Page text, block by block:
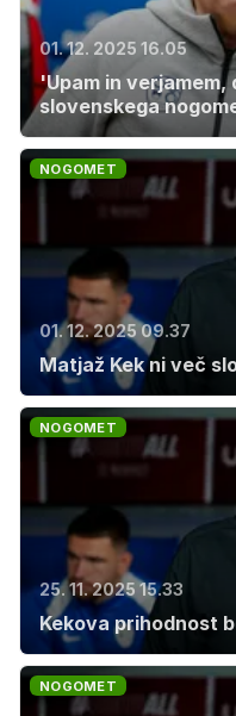
01. 12. 2025 16.05
'Upam in verjamem,
slovenskega
NOGOMET
01. 12. 2025 09.37
Matjaž Kek ni več
NOGOMET
25. 11. 2025 15.33
Kekova prihodnost
NOGOMET